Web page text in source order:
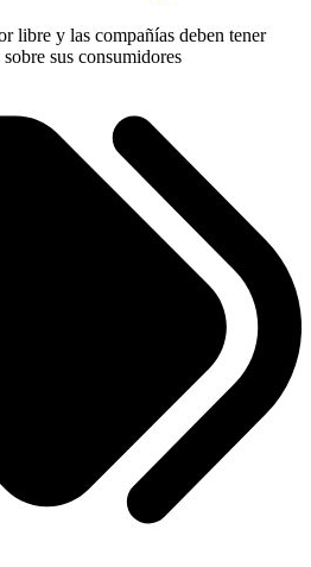
libre y las compañías deben tener
sus consumidores